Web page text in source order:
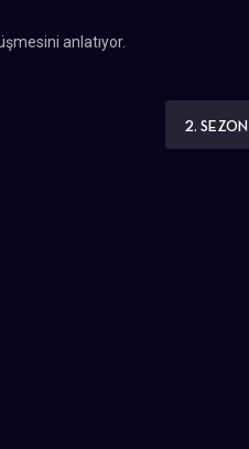
anlatıyor.
2. SEZON